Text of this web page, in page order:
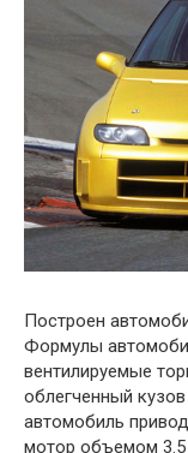
Построен
Формулы
вентилируемые
облегченный
автомобиль
мотор объемом